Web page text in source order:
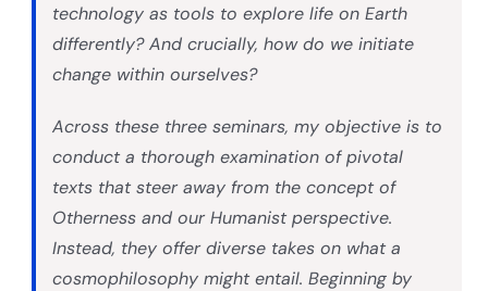
technology as tools to explore life on Earth
differently? And crucially, how do we initiate
change within ourselves?
Across these three seminars, my objective is to
conduct a thorough examination of pivotal
texts that steer away from the concept of
Otherness and our Humanist perspective.
Instead, they offer diverse takes on what a
cosmophilosophy might entail. Beginning by